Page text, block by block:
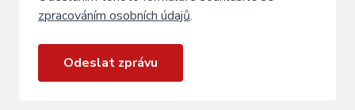
zpracováním osobních údajů.
Odeslat zprávu